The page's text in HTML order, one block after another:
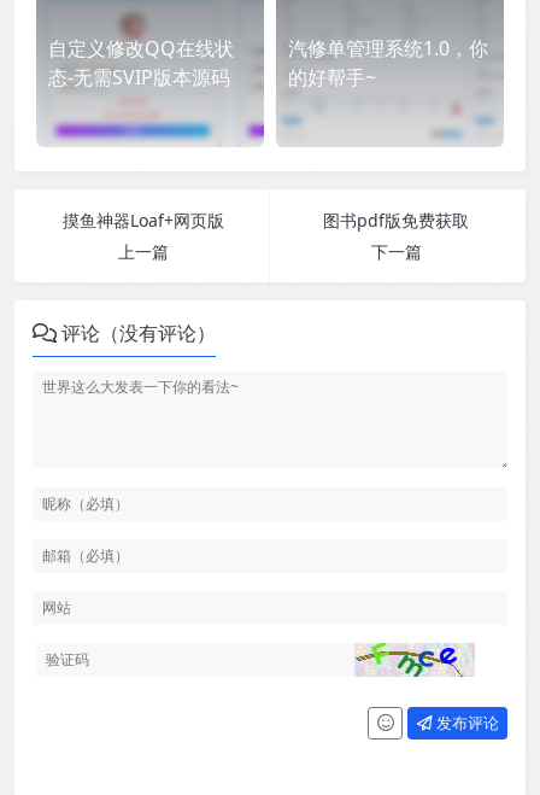
自定义修改QQ在线状
态-无需SVIP版本源码
汽修单管理系统1.0，你
的好帮手~
摸鱼神器Loaf+网页版
上一篇
图书pdf版免费获取
下一篇
评论（没有评论）
发布评论